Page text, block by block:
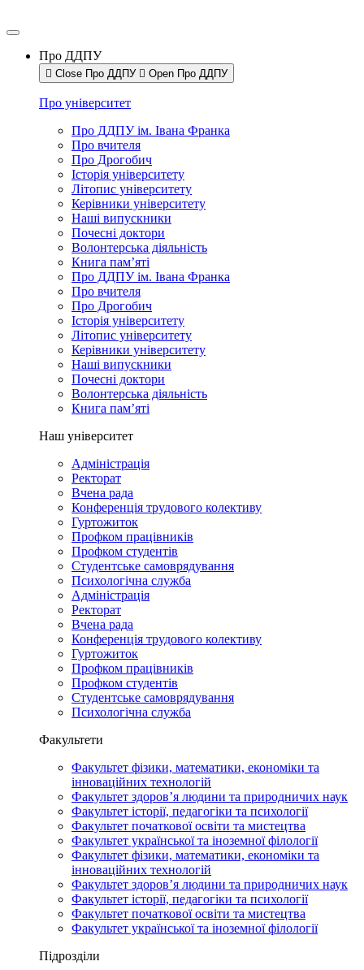
Про ДДПУ
Close Про ДДПУ Open Про ДДПУ
Про університет
Про ДДПУ ім. Івана Франка
Про вчителя
Про Дрогобич
Історія університету
Літопис університету
Керівники університету
Наші випускники
Почесні доктори
Волонтерська діяльність
Книга пам’яті
Про ДДПУ ім. Івана Франка
Про вчителя
Про Дрогобич
Історія університету
Літопис університету
Керівники університету
Наші випускники
Почесні доктори
Волонтерська діяльність
Книга пам’яті
Наш університет
Адміністрація
Ректорат
Вчена рада
Конференція трудового колективу
Гуртожиток
Профком працівників
Профком студентів
Студентське самоврядування
Психологічна служба
Адміністрація
Ректорат
Вчена рада
Конференція трудового колективу
Гуртожиток
Профком працівників
Профком студентів
Студентське самоврядування
Психологічна служба
Факультети
Факультет фізики, математики, економіки та
інноваційних технологій
Факультет здоров’я людини та природничих наук
Факультет історії, педагогіки та психології
Факультет початкової освіти та мистецтва
Факультет української та іноземної філології
Факультет фізики, математики, економіки та
інноваційних технологій
Факультет здоров’я людини та природничих наук
Факультет історії, педагогіки та психології
Факультет початкової освіти та мистецтва
Факультет української та іноземної філології
Підрозділи